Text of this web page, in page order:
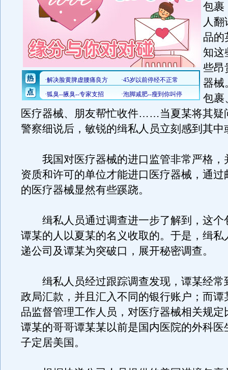
包裹
人
品的
知这
些昂
器械
包裹
医疗器械、朋友帮忙收件……当夏某将其疑
警察细说后，敏锐的缉私人员立刻感到其中
我国对医疗器械的进口监管非常严格，
资质和许可的单位才能进口医疗器械，通过
的医疗器械显然有些蹊跷。
缉私人员通过调查进一步了解到，这个
谭某的人以夏某的名义收取的。于是，缉私
递公司及谭某为突破口，展开秘密调查。
缉私人员经过跟踪调查发现，谭某经常
政局汇款，并且汇入不同的银行账户；而谭
品监督管理工作人员，对医疗器械相关规定
谭某的哥哥谭某某以前是国内医院的外科医
子定居美国。